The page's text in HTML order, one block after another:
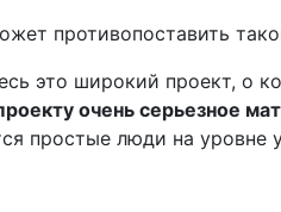
противопоставить
это широкий проект, о
очень серьезное
простые люди на уровне